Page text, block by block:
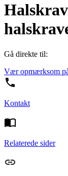
Gå direkte til:
Vær opmærksom
Kontakt
Relaterede sider